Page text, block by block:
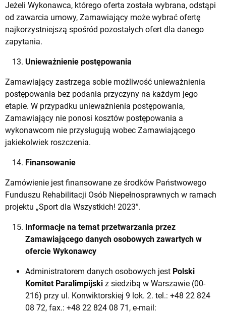
Jeżeli Wykonawca, którego oferta została wybrana, odstąpi
od zawarcia umowy, Zamawiający może wybrać ofertę
najkorzystniejszą spośród pozostałych ofert dla danego
zapytania.
Unieważnienie postępowania
Zamawiający zastrzega sobie możliwość unieważnienia
postępowania bez podania przyczyny na każdym jego
etapie. W przypadku unieważnienia postępowania,
Zamawiający nie ponosi kosztów postępowania a
wykonawcom nie przysługują wobec Zamawiającego
jakiekolwiek roszczenia.
Finansowanie
Zamówienie jest finansowane ze środków Państwowego
Funduszu Rehabilitacji Osób Niepełnosprawnych w ramach
projektu „Sport dla Wszystkich! 2023”.
Informacje na temat przetwarzania przez
Zamawiającego danych osobowych zawartych w
ofercie Wykonawcy
Administratorem danych osobowych jest Polski
Komitet Paralimpijski z siedzibą w Warszawie (00-
216) przy ul. Konwiktorskiej 9 lok. 2. tel.: +48 22 824
08 72, fax.: +48 22 824 08 71, e-mail: